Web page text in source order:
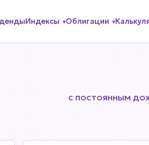
Индексы Облигации
с постоянным